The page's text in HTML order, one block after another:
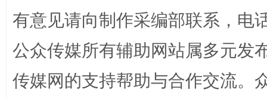
完善运行机制助力责任有效落实 一纸欠
有意见请向制作采编部联系，电
公众传媒所有辅助网站属多元发
传媒网的支持帮助与合作交流。